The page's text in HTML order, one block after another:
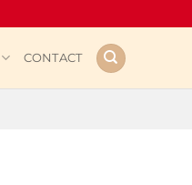
CONTACT